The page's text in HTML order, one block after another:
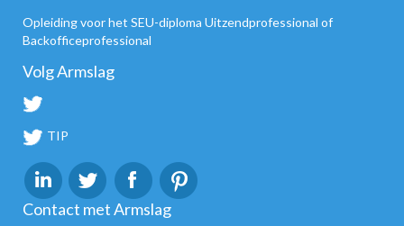
Opleiding voor het SEU-diploma Uitzendprofessional of
Backofficeprofessional
Volg Armslag
TIP
Contact met Armslag